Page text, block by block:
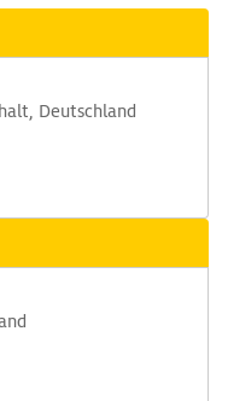
Deutschland